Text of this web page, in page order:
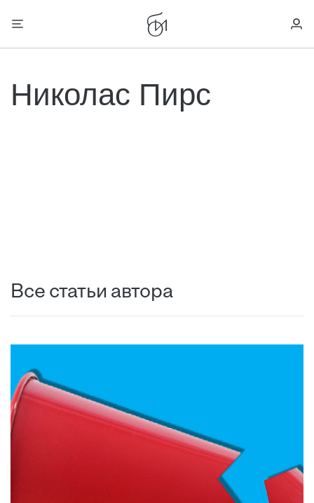
Николас Пирс
Все статьи автора